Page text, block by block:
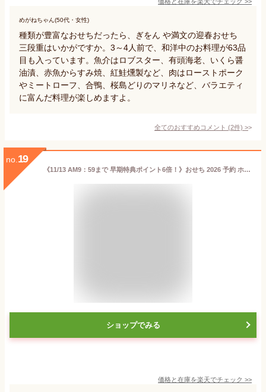
めがねちゃん(50代・女性)
種類が豊富なおせちだったら、ぎをん や満文の迎春おせち
三段重はいかがですか。3～4人前で、和洋中のお料理が63品
目も入っています。魚介はロブスター、有頭海老、いくら醤
油漬、赤魚からすみ焼、紅鮭燻製など、肉はローストポーク
やミートローフ、合鴨、桜島どりのマリネなど、バラエティ
に富んだ料理が楽しめますよ。
全てのおすすめコメント (2件) >
no. 19
《11/13 AM9：59まで 早期特典ポイント6倍！》おせち 2026 予約 ホテル「ハイアット リージェンシー 東京」監修 和洋中 おせち料理 香寿 三段重 41品 3人前〜4人前（盛り付け済み・冷凍）送料込[美食サークル]
ショップでみる
価格と在庫を楽天でチェック >>